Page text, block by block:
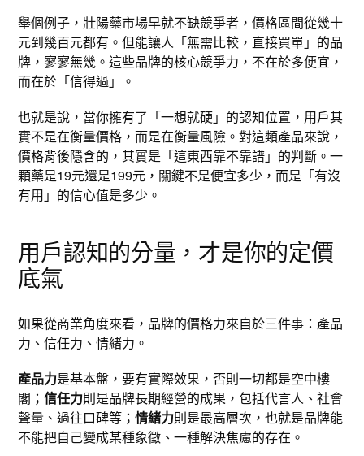
舉個例子，壯陽藥市場早就不缺競爭者，價格區間從幾十
元到幾百元都有。但能讓人「無需比較，直接買單」的品
牌，寥寥無幾。這些品牌的核心競爭力，不在於多便宜，
而在於「信得過」。
也就是說，當你擁有了「一想就硬」的認知位置，用戶其
實不是在衡量價格，而是在衡量風險。對這類產品來說，
價格背後隱含的，其實是「這東西靠不靠譜」的判斷。一
顆藥是19元還是199元，關鍵不是便宜多少，而是「有沒
有用」的信心值是多少。
用戶認知的分量，才是你的定價
底氣
如果從商業角度來看，品牌的價格力來自於三件事：產品
力、信任力、情緒力。
產品力是基本盤，要有實際效果，否則一切都是空中樓
閣；信任力則是品牌長期經營的成果，包括代言人、社會
聲量、過往口碑等；情緒力則是最高層次，也就是品牌能
不能把自己變成某種象徵、一種解決焦慮的存在。